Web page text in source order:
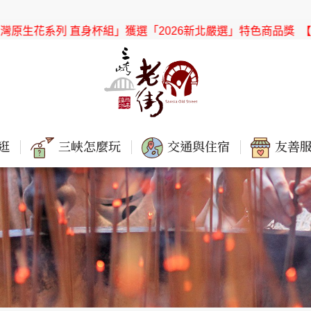
「2026新北嚴選」特色商品獎 【協會公告】感謝「新北市
三峽怎麼玩 交通與住宿 友善